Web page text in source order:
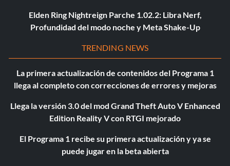
Elden Ring Nightreign Parche 1.02.2: Libra Nerf,
Profundidad del modo noche y Meta Shake-Up
TRENDING NEWS
La primera actualización de contenidos del Programa 1
llega al completo con correcciones de errores y mejoras
Llega la versión 3.0 del mod Grand Theft Auto V Enhanced
Edition Reality V con RTGI mejorado
El Programa 1 recibe su primera actualización y ya se
puede jugar en la beta abierta